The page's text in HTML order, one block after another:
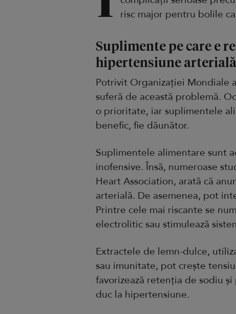
risc major pentru bolile
Suplimente pe care e
hipertensiune arterială
Potrivit Organizației Mondiale
suferă de această problemă.
o prioritate, iar suplimentele
benefic, fie dăunător.
Suplimentele alimentare sunt
inofensive. Însă, numeroase
Heart Association, arată că
arterială. De asemenea, pot
Printre cele mai riscante se
electrolitic sau stimulează
Extractele de lemn-dulce,
sau imunitate, pot crește
favorizează retenția de sodiu
duc la hipertensiune.